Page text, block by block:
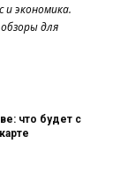
экономика.
для
что будет с